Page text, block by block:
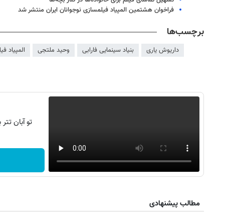
فراخوان هشتمین المپیاد فیلمسازی نوجوانان ایران منتشر شد
برچسب‌ها
داریوش یاری بنیاد سینمایی فارابی وحید ملتجی المپیاد
تو آبان
مطالب پیشنهادی